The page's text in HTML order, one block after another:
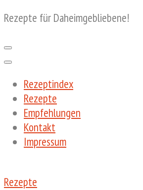
Rezepte für Daheimgebliebene!
Rezeptindex
Rezepte
Empfehlungen
Kontakt
Impressum
Rezepte